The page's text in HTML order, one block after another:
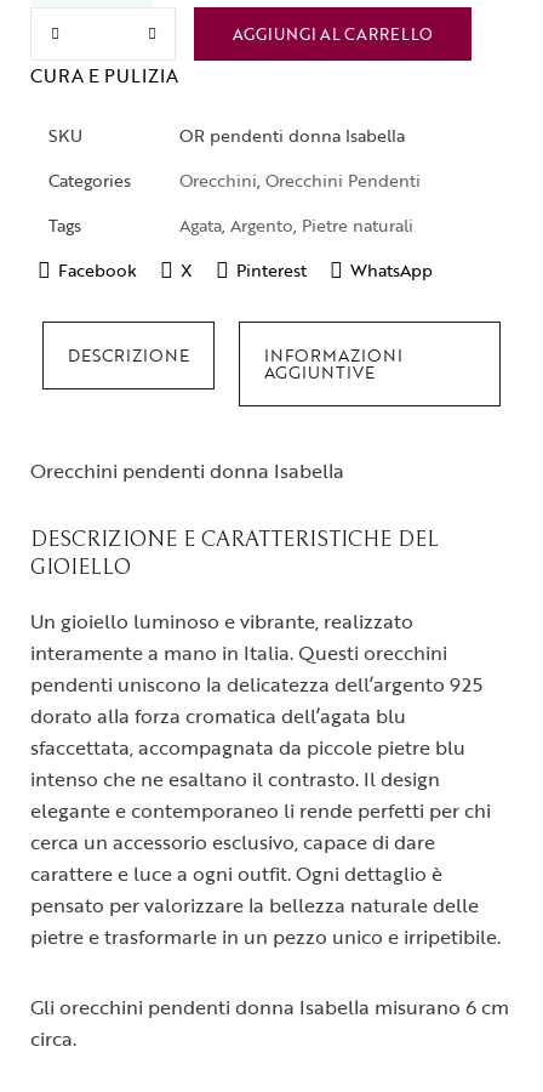
AGGIUNGI AL CARRELLO
CURA E PULIZIA
SKU
OR pendenti donna Isabella
Categories
Orecchini, Orecchini Pendenti
Tags
Agata, Argento, Pietre naturali
Facebook
X Pinterest WhatsApp
DESCRIZIONE INFORMAZIONI
AGGIUNTIVE
Orecchini pendenti donna Isabella
DESCRIZIONE E CARATTERISTICHE DEL
GIOIELLO
Un gioiello luminoso e vibrante, realizzato
interamente a mano in Italia. Questi orecchini
pendenti uniscono la delicatezza dell’argento 925
dorato alla forza cromatica dell’agata blu
sfaccettata, accompagnata da piccole pietre blu
intenso che ne esaltano il contrasto. Il design
elegante e contemporaneo li rende perfetti per chi
cerca un accessorio esclusivo, capace di dare
carattere e luce a ogni outfit. Ogni dettaglio è
pensato per valorizzare la bellezza naturale delle
pietre e trasformarle in un pezzo unico e irripetibile.
Gli orecchini pendenti donna Isabella misurano 6 cm
circa.